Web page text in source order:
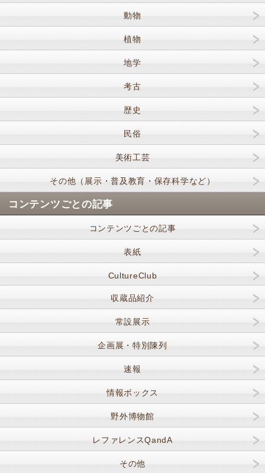
動物
植物
地学
考古
歴史
民俗
美術工芸
その他（展示・普及教育・保存科学など）
コンテンツごとの記事
コンテンツごとの記事
表紙
CultureClub
収蔵品紹介
常設展示
企画展・特別陳列
速報
情報ボックス
野外博物館
レファレンスQandA
その他